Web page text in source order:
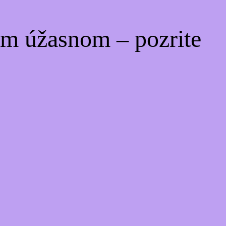
úžasnom – pozrite